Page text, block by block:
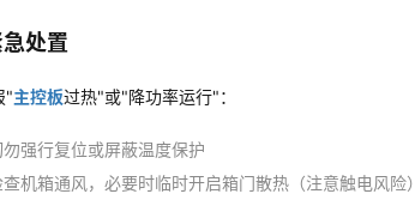
处置
"主控板过热"或"降功率运行"：
强行复位或屏蔽温度保护
机箱通风，必要时临时开启箱门散热（注意触电风险）